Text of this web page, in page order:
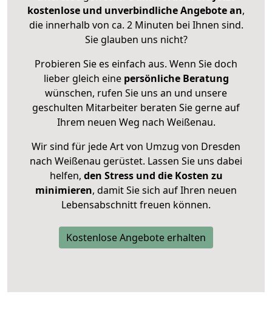
kostenlose und unverbindliche Angebote an,
die innerhalb von ca. 2 Minuten bei Ihnen sind.
Sie glauben uns nicht?
Probieren Sie es einfach aus. Wenn Sie doch
lieber gleich eine persönliche Beratung
wünschen, rufen Sie uns an und unsere
geschulten Mitarbeiter beraten Sie gerne auf
Ihrem neuen Weg nach Weißenau.
Wir sind für jede Art von Umzug von Dresden
nach Weißenau gerüstet. Lassen Sie uns dabei
helfen, den Stress und die Kosten zu
minimieren, damit Sie sich auf Ihren neuen
Lebensabschnitt freuen können.
Kostenlose Angebote erhalten